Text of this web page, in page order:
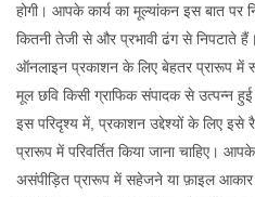
होगी। आपके कार्य का मूल्यांकन इस बात पर
कितनी तेजी से और प्रभावी ढंग से निपटाते
ऑनलाइन प्रकाशन के लिए बेहतर प्रारूप में
मूल छवि किसी ग्राफिक संपादक से उत्पन्न
इस परिदृश्य में, प्रकाशन उद्देश्यों के लिए इसे
प्रारूप में परिवर्तित किया जाना चाहिए।
असंपीड़ित प्रारूप में सहेजने या फ़ाइल